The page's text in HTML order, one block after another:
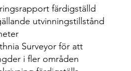
färdigställd
utvinningstillstånd
Surveyor för att
i fler områden